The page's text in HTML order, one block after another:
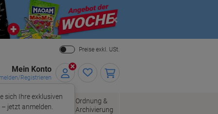
Close
Preise exkl. USt.
Mein Konto
Registrieren
sich Ihre exklusiven
jetzt anmelden.
Bürobedarf
Ordnung &
Archivierung